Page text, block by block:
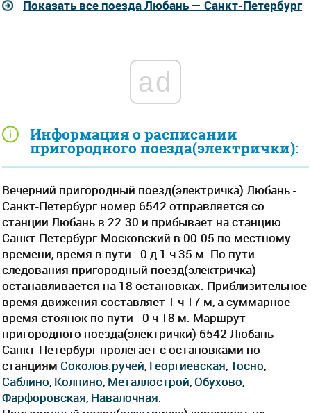
Информация о расписании
пригородного поезда(электрички):
Вечерний пригородный поезд(электричка) Любань -
Санкт-Петербург номер 6542 отправляется со
станции Любань в 22.30 и прибывает на станцию
Санкт-Петербург-Московский в 00.05 по местному
времени, время в пути - 0 д 1 ч 35 м. По пути
следования пригородный поезд(электричка)
останавливается на 18 остановках. Приблизительное
время движения составляет 1 ч 17 м, а суммарное
время стоянок по пути - 0 ч 18 м. Маршрут
пригородного поезда(электрички) 6542 Любань -
Санкт-Петербург пролегает c остановками по
станциям Соколов.ручей, Георгиевская,Тосно,
Саблино, Колпино, Металлострой,Обухово,
Фарфоровская, Навалочная
Показать все поезда Любань — Санкт-Петербург
ad